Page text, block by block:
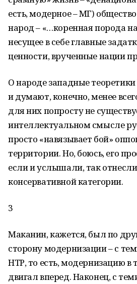
есть, модерное – МГ)
народ – «…коренная порода
несущее в себе главные
ценности, врученные нации
О народе западные
и думают, конечно, менее
для них попросту не
интеллектуальном смысле
просто «навязывает бой»
территории. Но, боюсь, его
если и услышали, так
консервативной категории.
3
Маканин, кажется, был по
сторону модернизации – с
НТР, то есть, модернизацию в
двигал вперед. Наконец, с